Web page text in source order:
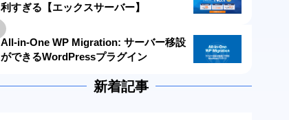
利すぎる【エックスサーバー】
All-in-One WP Migration: サーバー移設
ができるWordPressプラグイン
新着記事